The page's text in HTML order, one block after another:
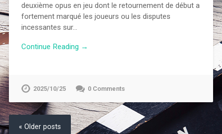
deuxième opus en jeu dont le retournement de début a
fortement marqué les joueurs ou les disputes
incessantes sur…
Continue Reading →
2025/10/25 0 Comments
« Older posts